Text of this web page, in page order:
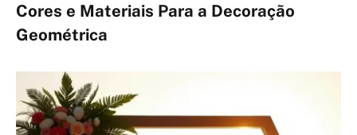
Cores e Materiais Para a Decoração
Geométrica